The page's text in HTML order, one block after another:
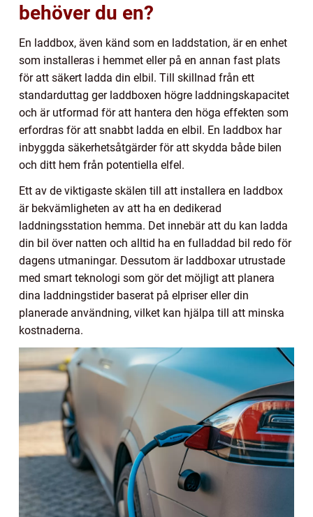
behöver du en?
En laddbox, även känd som en laddstation, är en enhet
som installeras i hemmet eller på en annan fast plats
för att säkert ladda din elbil. Till skillnad från ett
standarduttag ger laddboxen högre laddningskapacitet
och är utformad för att hantera den höga effekten som
erfordras för att snabbt ladda en elbil. En laddbox har
inbyggda säkerhetsåtgärder för att skydda både bilen
och ditt hem från potentiella elfel.
Ett av de viktigaste skälen till att installera en laddbox
är bekvämligheten av att ha en dedikerad
laddningsstation hemma. Det innebär att du kan ladda
din bil över natten och alltid ha en fulladdad bil redo för
dagens utmaningar. Dessutom är laddboxar utrustade
med smart teknologi som gör det möjligt att planera
dina laddningstider baserat på elpriser eller din
planerade användning, vilket kan hjälpa till att minska
kostnaderna.